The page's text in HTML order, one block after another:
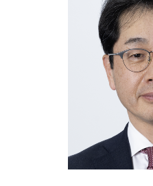
アートテックス東北株式
式会社（盛岡工場））代
当社代表取締役社長就任
当社社長執行役員就任